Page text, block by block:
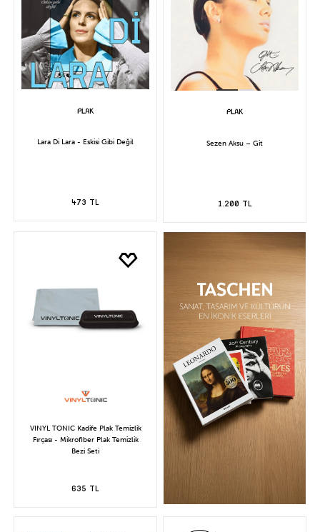
Lara Di Lara - Eskisi Gibi Değil
473 TL
Sezen Aksu – Git
1.200 TL
VINYL TONIC Kadife Plak Temizlik
Fırçası - Mikrofiber Plak Temizlik
Bezi Seti
635 TL